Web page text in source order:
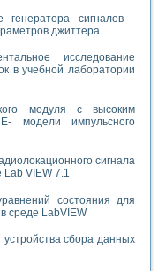
генератора сигналов -
джиттера
исследование
в учебной лаборатории
модуля с высоким
модели импульсного
сигнала
Lab VIEW 7.1
состояния для
среде LabVIEW
устройства сбора данных